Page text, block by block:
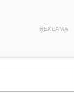
REKLAMA